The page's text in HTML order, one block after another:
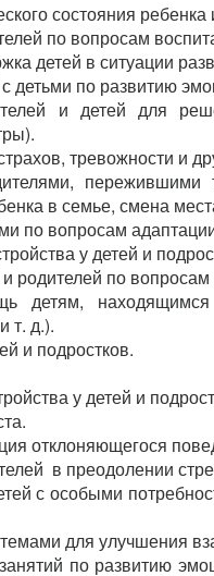
состояния ребенка
по вопросам
детей в ситуации
детьми по развитию
и детей для
тревожности и
пережившими
в семье, смена
по вопросам
у детей и
и родителей по
детям,
т. д.).
и подростков.
у детей и
отклоняющегося
в преодолении
с особыми
для улучшения
по развитию